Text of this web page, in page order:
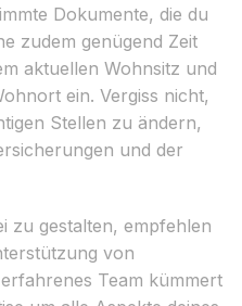
Dokumente, die du
zudem genügend Zeit
aktuellen Wohnsitz und
ein. Vergiss nicht,
Stellen zu ändern,
und der
zu gestalten, empfehlen
von
Team kümmert